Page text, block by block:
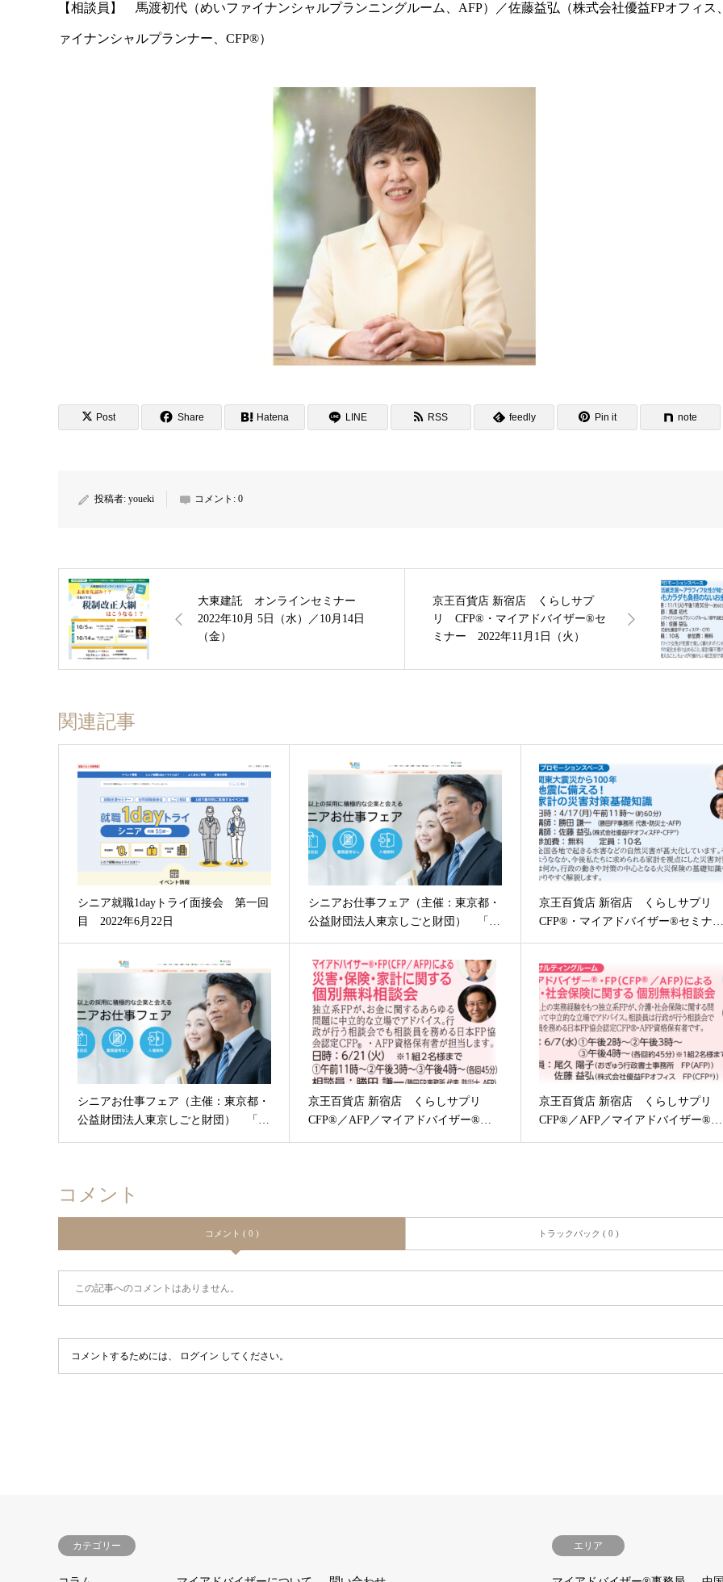
【相談員】 馬渡初代（めいファイナンシャルプランニングルーム、AFP）／佐藤益弘（株式会社優益FPオフィス
ァイナンシャルプランナー、CFP®︎）
Post Share Hatena LINE RSS feedly Pin it note
投稿者: youeki コメント: 0
大東建託 オンラインセミナー
2022年10月 5日（水）／10月14日
（金）
京王百貨店 新宿店 くらしサプ
リ CFP®・マイアドバイザー®セ
ミナー 2022年11月1日（火）
関連記事
シニア就職1dayトライ面接会 第一回
目 2022年6月22日
シニアお仕事フェア（主催：東京都・
公益財団法人東京しごと財団） 「…
京王百貨店 新宿店 くらしサプリ
CFP®・マイアドバイザー®セミナ
シニアお仕事フェア（主催：東京都・
公益財団法人東京しごと財団） 「…
京王百貨店 新宿店 くらしサプリ
CFP®／AFP／マイアドバイザー®…
京王百貨店 新宿店 くらしサプリ
CFP®／AFP／マイアドバイザー®…
コメント
コメント ( 0 ) トラックバック ( 0 )
この記事へのコメントはありません。
コメントするためには、 ログイン してください。
カテゴリー エリア